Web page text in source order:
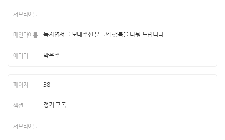
독자엽서를 보내주신 분들께 행복을 나눠 드립니다
박은주
38
정기 구독